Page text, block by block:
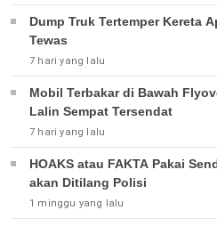
Dump Truk Tertemper Kereta
Tewas
7 hari yang lalu
Mobil Terbakar di Bawah
Lalin Sempat Tersendat
7 hari yang lalu
HOAKS atau FAKTA Pakai
akan Ditilang Polisi
1 minggu yang lalu